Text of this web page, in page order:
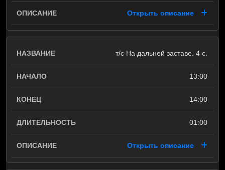
Открыть описание
т/с На дальней заставе. 4 с.
13:00
14:00
01:00
Открыть описание